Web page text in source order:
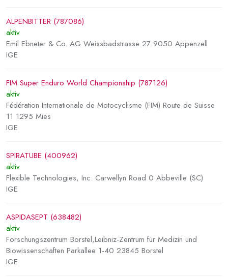
ALPENBITTER (787086)
aktiv
Emil Ebneter & Co. AG Weissbadstrasse 27 9050 Appenzell
IGE
FIM Super Enduro World Championship (787126)
aktiv
Fédération Internationale de Motocyclisme (FIM) Route de Suisse
11 1295 Mies
IGE
SPIRATUBE (400962)
aktiv
Flexible Technologies, Inc. Carwellyn Road 0 Abbeville (SC)
IGE
ASPIDASEPT (638482)
aktiv
Forschungszentrum Borstel,Leibniz-Zentrum für Medizin und
Biowissenschaften Parkallee 1-40 23845 Borstel
IGE